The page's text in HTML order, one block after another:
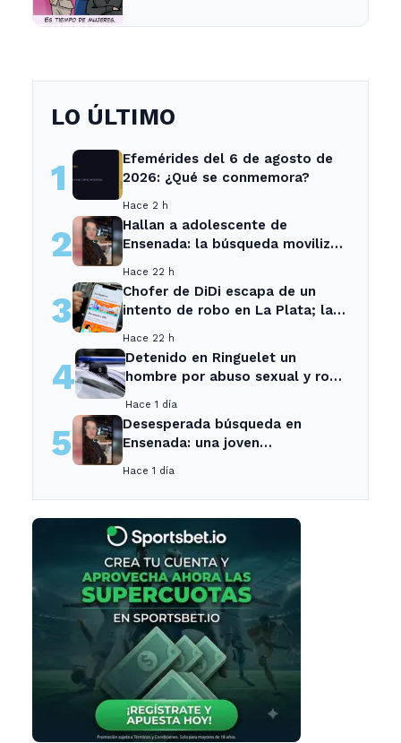
LO ÚLTIMO
1
Efemérides del 6 de agosto de
2026: ¿Qué se conmemora?
Hace 2 h
2
Hallan a adolescente de
Ensenada: la búsqueda movilizó
Hace 22 h
3
Chofer de DiDi escapa de un
intento de robo en La Plata; la
Hace 22 h
4
Detenido en Ringuelet un
hombre por abuso sexual y robo
Hace 1 día
5
Desesperada búsqueda en
Ensenada: una joven
Hace 1 día